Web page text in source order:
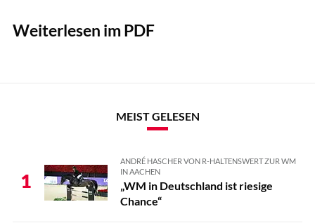
Weiterlesen im PDF
MEIST GELESEN
1
ANDRÉ HASCHER VON R-HALTENSWERT ZUR WM
IN AACHEN
„WM in Deutschland ist riesige
Chance“